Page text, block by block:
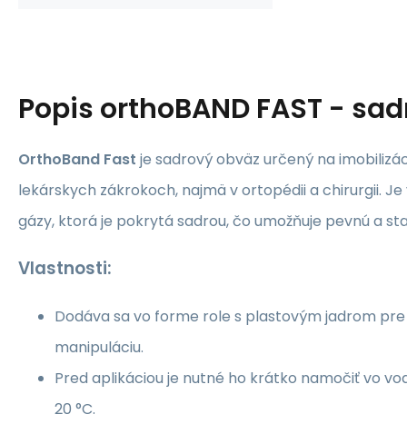
Popis orthoBAND FAST -
OrthoBand Fast je sadrový obväz určený na
lekárskych zákrokoch, najmä v ortopédii a chirurgii.
gázy, ktorá je pokrytá sadrou, čo umožňuje pevnú a
Vlastnosti:
Dodáva sa vo forme role s plastovým jadrom
manipuláciu.
Pred aplikáciou je nutné ho krátko namočiť vo
20 °C.